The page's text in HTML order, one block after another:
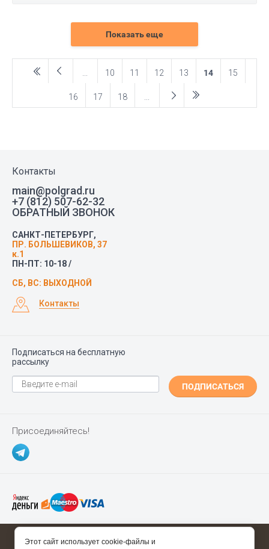
Показать еще
10 11 12 13 14 15
16 17 18
Контакты
main@polgrad.ru
+7 (812) 507-62-32
ОБРАТНЫЙ ЗВОНОК
САНКТ-ПЕТЕРБУРГ,
ПР. БОЛЬШЕВИКОВ, 37
к.1
ПН-ПТ: 10-18 /
СБ, ВС: ВЫХОДНОЙ
Контакты
Подписаться на бесплатную
рассылку
ПОДПИСАТЬСЯ
Присоединяйтесь!
Copyright ©Polgrad.ru2014 - 2026
Этот сайт использует cookie-файлы и